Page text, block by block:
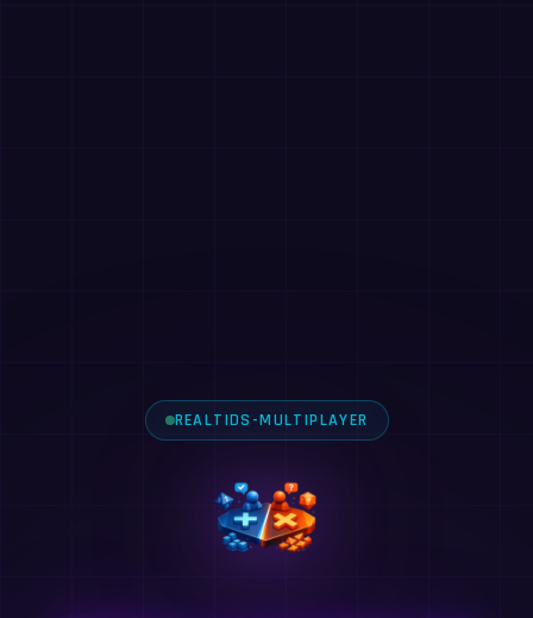
REALTIDS-MULTIPLAYER